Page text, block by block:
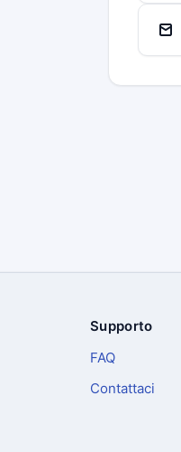
Supporto
FAQ
Contattaci